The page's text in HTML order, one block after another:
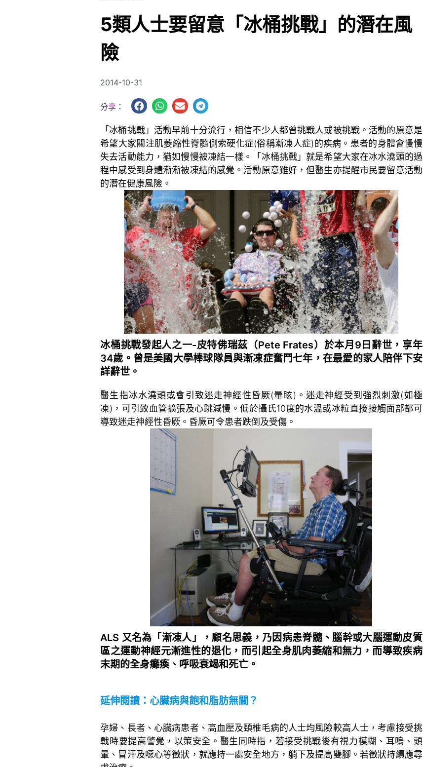
5類人士要留意「冰桶挑戰」的潛在風
險
2014-10-31
分享：
「冰桶挑戰」活動早前十分流行，相信不少人都曾挑戰人或被挑戰。活動的原意是
希望大家關注肌萎縮性脊髓側索硬化症(俗稱漸凍人症)的疾病。患者的身體會慢慢
失去活動能力，猶如慢慢被凍結一樣。「冰桶挑戰」就是希望大家在冰水澆頭的過
程中感受到身體漸漸被凍結的感覺。活動原意雖好，但醫生亦提醒市民要留意活動
的潛在健康風險。
冰桶挑戰發起人之一-皮特佛瑞茲（Pete Frates）於本月9日辭世，享年
34歲。曾是美國大學棒球隊員與漸凍症奮鬥七年，在最愛的家人陪伴下安
詳辭世。
醫生指冰水澆頭或會引致迷走神經性昏厥(暈眩)。迷走神經受到強烈刺激(如極
凍)，可引致血管擴張及心跳減慢。低於攝氏10度的水溫或冰粒直接接觸面部都可
導致迷走神經性昏厥。昏厥可令患者跌倒及受傷。
ALS 又名為「漸凍人」，顧名思義，乃因病患脊髓、腦幹或大腦運動皮質
區之運動神經元漸進性的退化，而引起全身肌肉萎縮和無力，而導致疾病
末期的全身癱瘓、呼吸衰竭和死亡。
延伸閱讀：心臟病與飽和脂肪無關？
孕婦、長者、心臟病患者、高血壓及頸椎毛病的人士均風險較高人士，考慮接受挑
戰時要提高警覺，以策安全。醫生同時指，若接受挑戰後有視力模糊、耳嗚、頭
暈、冒汗及噁心等徵狀，就應持一處安全地方，躺下及提高雙腳。若徵狀持續應尋